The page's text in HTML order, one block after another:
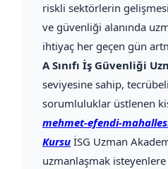
riskli sektörlerin
ve güvenliği alanında
ihtiyaç her geçen gün
A Sınıfı İş Güvenliği
seviyesine sahip,
sorumluluklar üstlenen
mehmet-efendi-mahallesi
Kursu İSG Uzman
uzmanlaşmak